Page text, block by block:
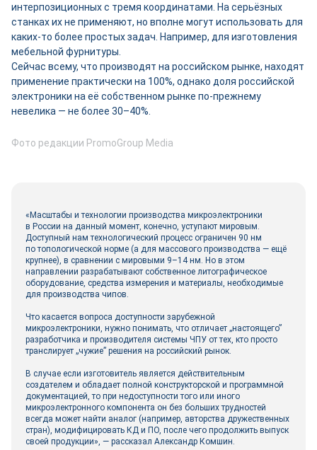
интерпозиционных с тремя координатами. На серьёзных
станках их не применяют, но вполне могут использовать для
каких‑то более простых задач. Например, для изготовления
мебельной фурнитуры.
Сейчас всему, что производят на российском рынке, находят
применение практически на 100%, однако доля российской
электроники на её собственном рынке по-прежнему
невелика — не более 30–40%.
Фото редакции PromoGroup Media
«Масштабы и технологии производства микроэлектроники
в России на данный момент, конечно, уступают мировым.
Доступный нам технологический процесс ограничен 90 нм
по топологической норме (а для массового производства — ещё
крупнее), в сравнении с мировыми 9–14 нм. Но в этом
направлении разрабатывают собственное литографическое
оборудование, средства измерения и материалы, необходимые
для производства чипов.
Что касается вопроса доступности зарубежной
микроэлектроники, нужно понимать, что отличает „настоящего”
разработчика и производителя системы ЧПУ от тех, кто просто
транслирует „чужие” решения на российский рынок.
В случае если изготовитель является действительным
создателем и обладает полной конструкторской и программной
документацией, то при недоступности того или иного
микроэлектронного компонента он без больших трудностей
всегда может найти аналог (например, авторства дружественных
стран), модифицировать КД и ПО, после чего продолжить выпуск
своей продукции», — рассказал Александр Комшин.